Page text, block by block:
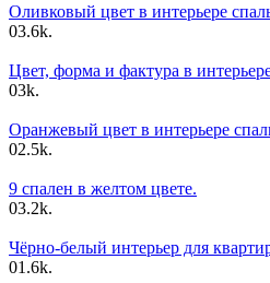
Оливковый цвет в интерьере
03.6k.
Цвет, форма и фактура в
03k.
Оранжевый цвет в интерьере
02.5k.
9 спален в желтом цвете.
03.2k.
Чёрно-белый интерьер для
01.6k.